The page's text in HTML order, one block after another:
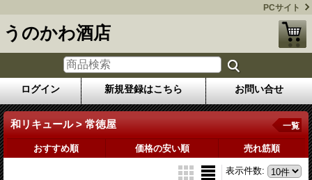
PCサイト
うのかわ酒店
ログイン 新規登録はこちら お問い合せ
和リキュール > 常徳屋 一覧
おすすめ順 価格の安い順 売れ筋順
表示件数: